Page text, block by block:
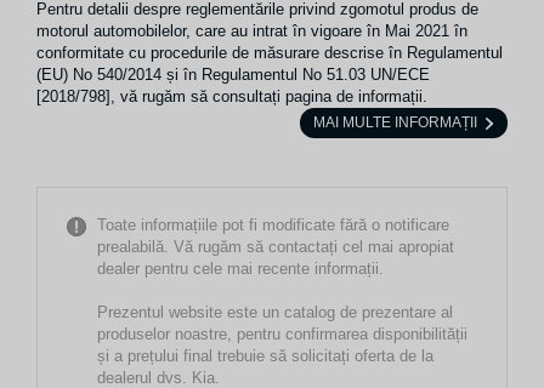
Pentru detalii despre reglementările privind zgomotul produs de
motorul automobilelor, care au intrat în vigoare în Mai 2021 în
conformitate cu procedurile de măsurare descrise în Regulamentul
(EU) No 540/2014 și în Regulamentul No 51.03 UN/ECE
[2018/798], vă rugăm să consultați pagina de informații.
MAI MULTE INFORMAȚII
Toate informațiile pot fi modificate fără o notificare
prealabilă. Vă rugăm să contactați cel mai apropiat
dealer pentru cele mai recente informații.
Prezentul website este un catalog de prezentare al
produselor noastre, pentru confirmarea disponibilității
și a prețului final trebuie să solicitați oferta de la
dealerul dvs. Kia.